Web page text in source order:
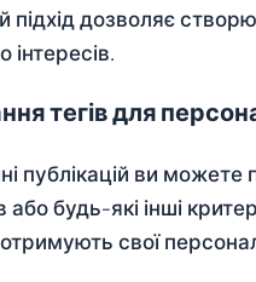
підхід дозволяє
інтересів.
тегів для
публікацій ви можете
або будь-які інші
свої